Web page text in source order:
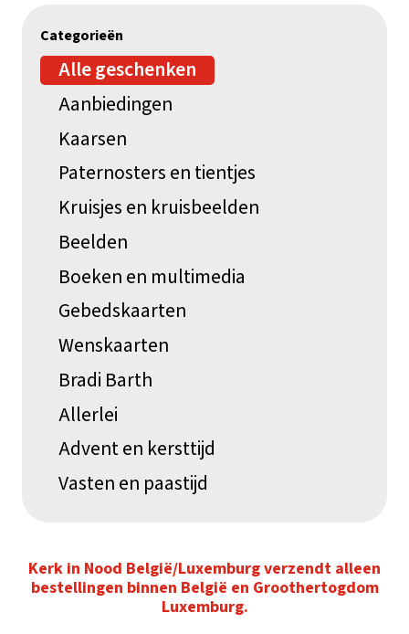
Categorieën
Alle geschenken
Aanbiedingen
Kaarsen
Paternosters en tientjes
Kruisjes en kruisbeelden
Beelden
Boeken en multimedia
Gebedskaarten
Wenskaarten
Bradi Barth
Allerlei
Advent en kersttijd
Vasten en paastijd
Kerk in Nood België/Luxemburg verzendt alleen
bestellingen binnen België en Groothertogdom
Luxemburg.